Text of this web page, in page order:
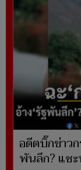
อดีตบิ๊กข่าว
พันลึก? แซ